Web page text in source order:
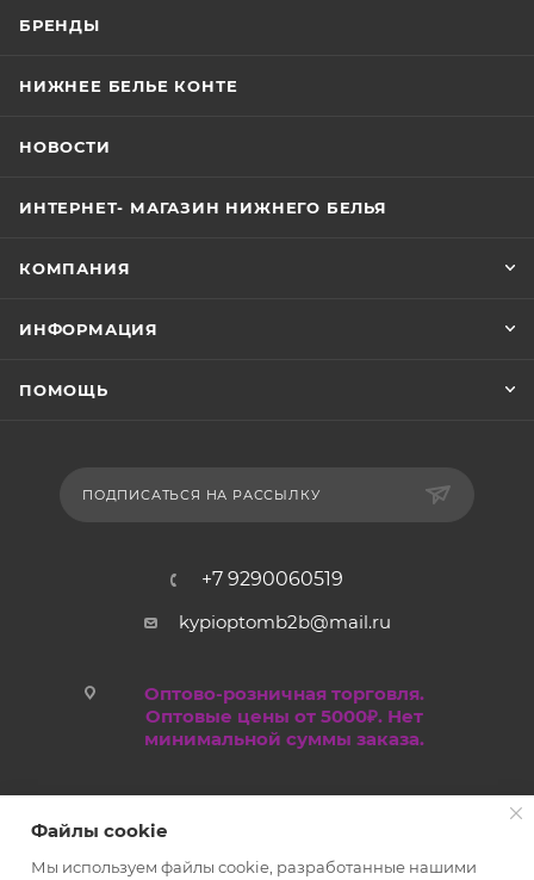
БРЕНДЫ
НИЖНЕЕ БЕЛЬЕ КОНТЕ
НОВОСТИ
ИНТЕРНЕТ- МАГАЗИН НИЖНЕГО БЕЛЬЯ
КОМПАНИЯ
ИНФОРМАЦИЯ
ПОМОЩЬ
ПОДПИСАТЬСЯ НА РАССЫЛКУ
+7 9290060519
kypioptomb2b@mail.ru
Оптово-розничная торговля.
Оптовые цены от 5000₽. Нет
минимальной суммы заказа.
Файлы cookie
Мы используем файлы cookie, разработанные нашими